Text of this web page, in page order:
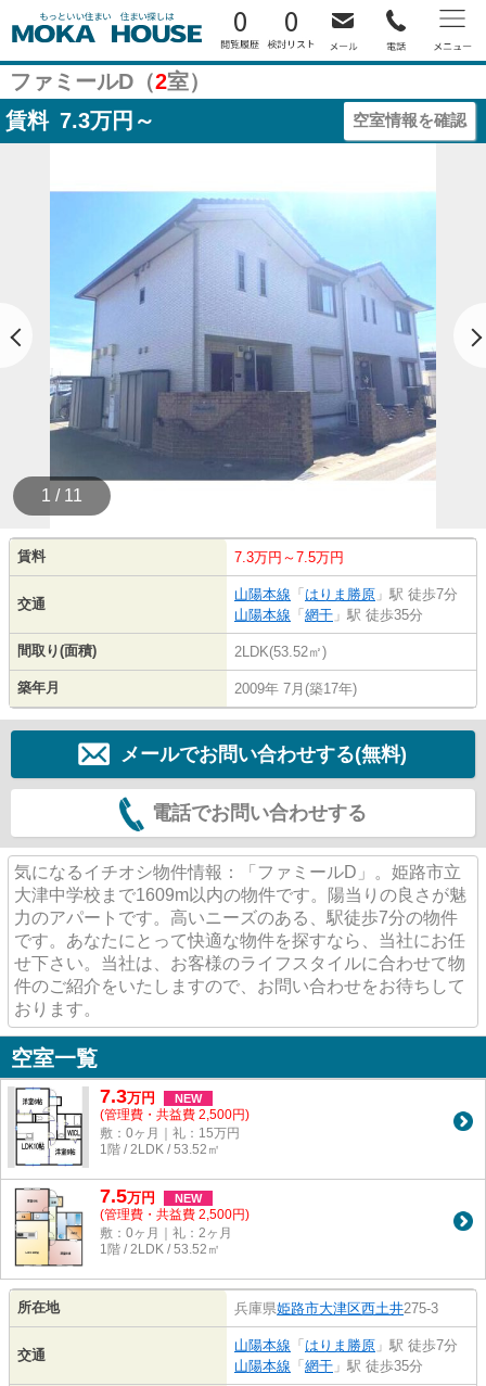
0 0
ファミールD（2室）
賃料 7.3万円～ 空室情報を確認
1 / 11
賃料 7.3万円～7.5万円
交通
山陽本線 「 はりま勝原 」駅 徒歩7分
山陽本線 「 網干 」駅 徒歩35分
間取り(面積) 2LDK(53.52㎡)
築年月 2009年 7月(築17年)
メールでお問い合わせする(無料)
電話でお問い合わせする
気になるイチオシ物件情報：「ファミールD」。姫路市立
大津中学校まで1609m以内の物件です。陽当りの良さが魅
力のアパートです。高いニーズのある、駅徒歩7分の物件
です。あなたにとって快適な物件を探すなら、当社にお任
せ下さい。当社は、お客様のライフスタイルに合わせて物
件のご紹介をいたしますので、お問い合わせをお待ちして
おります。
空室一覧
7.3万円 NEW
(管理費・共益費 2,500円)
敷：0ヶ月｜礼：15万円
1階 / 2LDK / 53.52㎡
7.5万円 NEW
(管理費・共益費 2,500円)
敷：0ヶ月｜礼：2ヶ月
1階 / 2LDK / 53.52㎡
所在地 兵庫県姫路市大津区西土井275-3
交通
山陽本線 「 はりま勝原 」駅 徒歩7分
山陽本線 「 網干 」駅 徒歩35分